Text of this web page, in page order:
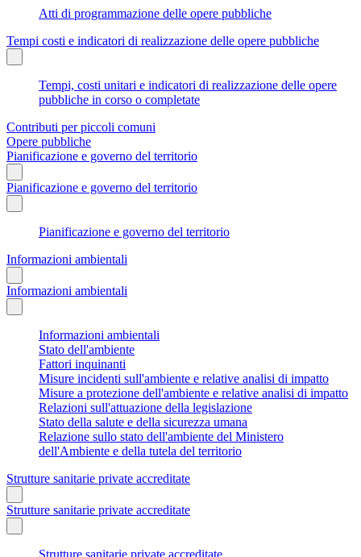
Atti di programmazione delle opere pubbliche
Tempi costi e indicatori di realizzazione delle opere pubbliche
Tempi, costi unitari e indicatori di realizzazione delle opere
pubbliche in corso o completate
Contributi per piccoli comuni
Opere pubbliche
Pianificazione e governo del territorio
Pianificazione e governo del territorio
Pianificazione e governo del territorio
Informazioni ambientali
Informazioni ambientali
Informazioni ambientali
Stato dell'ambiente
Fattori inquinanti
Misure incidenti sull'ambiente e relative analisi di impatto
Misure a protezione dell'ambiente e relative analisi di impatto
Relazioni sull'attuazione della legislazione
Stato della salute e della sicurezza umana
Relazione sullo stato dell'ambiente del Ministero
dell'Ambiente e della tutela del territorio
Strutture sanitarie private accreditate
Strutture sanitarie private accreditate
Strutture sanitarie private accreditate